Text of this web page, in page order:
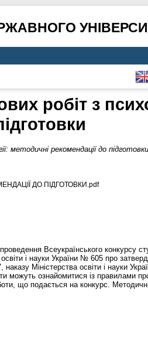
робіт з
методичні рекомендації до
ДО ПІДГОТОВКИ.pdf
Всеукраїнського конкурсу
освіти і науки України № 605 про
Міністерства освіти і науки
можуть ознайомитися із правилами
що подається на конкурс.